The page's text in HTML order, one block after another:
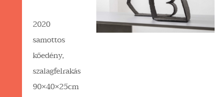
2020
samottos
kőedény,
szalagfelrakás
90×40×25cm